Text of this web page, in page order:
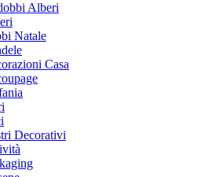
Alberi
Natale
Casa
Decorativi